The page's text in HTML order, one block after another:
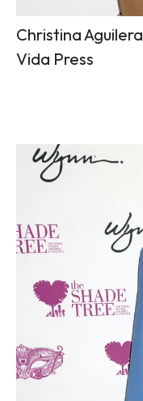
Christina Aguilera
Vida Press